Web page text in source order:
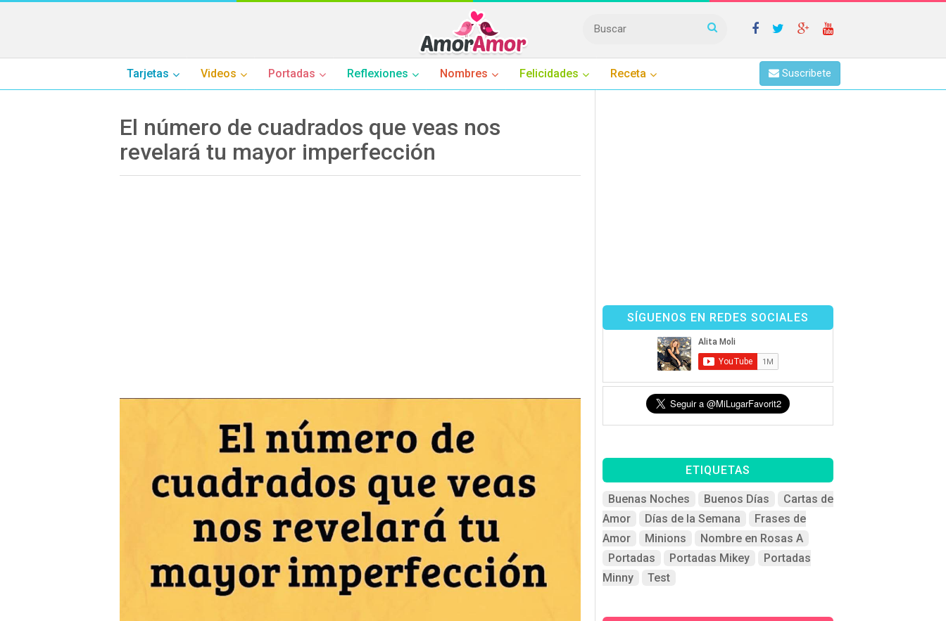
Tarjetas Videos Portadas Reflexiones Nombres Felicidades Receta Suscribete
El número de cuadrados que veas nos
revelará tu mayor imperfección
SÍGUENOS EN REDES SOCIALES
ETIQUETAS
Buenas Noches Buenos Días
Cartas de
Amor
Días de la Semana
Frases de
Amor
Minions
Nombre en Rosas A
Portadas
Portadas Mikey
Portadas
Minny
Test